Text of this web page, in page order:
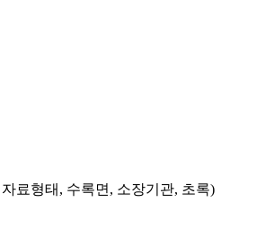
료형태, 수록면, 소장기관, 초록)